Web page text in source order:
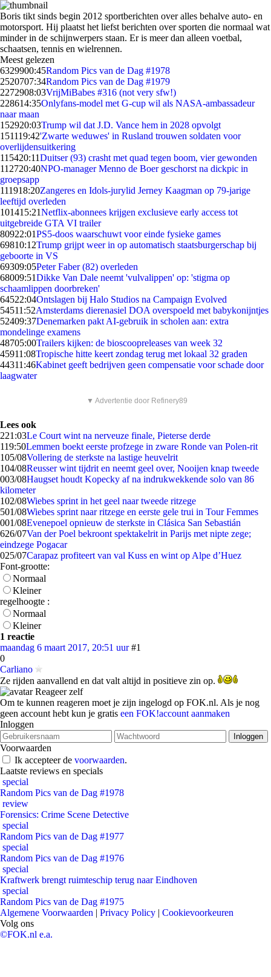
Boris tikt sinds begin 2012 sportberichten over alles behalve auto- en
motorsport. Hij plaatst het liefst berichten over sporten die normaal wat
minder in de schijnwerpers staan. Er is meer dan alleen voetbal,
schaatsen, tennis en wielrennen.
Meest gelezen
6329900:45Random Pics van de Dag #1978
2520707:34Random Pics van de Dag #1979
2272908:03VrijMiBabes #316 (not very sfw!)
228614:35Onlyfans-model met G-cup wil als NASA-ambassadeur
naar maan
152920:03Trump wil dat J.D. Vance hem in 2028 opvolgt
151119:42'Zwarte weduwes' in Rusland trouwen soldaten voor
overlijdensuitkering
115420:11Duitser (93) crasht met quad tegen boom, vier gewonden
112720:40NPO-manager Menno de Boer geschorst na dickpic in
groepsapp
111918:20Zangeres en Idols-jurylid Jerney Kaagman op 79-jarige
leeftijd overleden
101415:21Netflix-abonnees krijgen exclusieve early access tot
uitgebreide GTA VI trailer
80922:01PS5-doos waarschuwt voor einde fysieke games
69810:12Trump grijpt weer in op automatisch staatsburgerschap bij
geboorte in VS
69309:05Peter Faber (82) overleden
68009:51Dikke Van Dale neemt 'vulvalippen' op: 'stigma op
schaamlippen doorbreken'
64522:04Ontslagen bij Halo Studios na Campaign Evolved
54511:52Amsterdams dierenasiel DOA overspoeld met babykonijntjes
52409:37Denemarken pakt AI-gebruik in scholen aan: extra
mondelinge examens
48705:00Trailers kijken: de bioscoopreleases van week 32
45911:08Tropische hitte keert zondag terug met lokaal 32 graden
44311:46Kabinet geeft bedrijven geen compensatie voor schade door
laagwater
▼ Advertentie door Refinery89
Lees ook
221:03Le Court wint na nerveuze finale, Pieterse derde
119:50Lemmen boekt eerste profzege in zware Ronde van Polen-rit
105/08Vollering de sterkste na lastige heuvelrit
104/08Reusser wint tijdrit en neemt geel over, Nooijen knap tweede
003/08Haugset houdt Kopecky af na indrukwekkende solo van 86
kilometer
102/08Wiebes sprint in het geel naar tweede ritzege
501/08Wiebes sprint naar ritzege en eerste gele trui in Tour Femmes
001/08Evenepoel opnieuw de sterkste in Clásica San Sebastián
626/07Van der Poel bekroont spektakelrit in Parijs met nipte zege;
eindzege Pogacar
025/07Carapaz profiteert van val Kuss en wint op Alpe d’Huez
Font-grootte:
Normaal
Kleiner
regelhoogte :
Normaal
Kleiner
1 reactie
maandag 6 maart 2017, 20:51 uur #1
0
Carliano
Ze rijden aanvallend en dat valt altijd in positieve zin op.
Reageer zelf
Om te kunnen reageren moet je zijn ingelogd op FOK.nl. Als je nog
geen account hebt kun je gratis een FOK!account aanmaken
Inloggen
Voorwaarden
Ik accepteer de voorwaarden.
Laatste reviews en specials
special
Random Pics van de Dag #1978
review
Forensics: Crime Scene Detective
special
Random Pics van de Dag #1977
special
Random Pics van de Dag #1976
special
Kraftwerk brengt ruimteschip terug naar Eindhoven
special
Random Pics van de Dag #1975
Algemene Voorwaarden | Privacy Policy | Cookievoorkeuren
Volg ons
©FOK.nl e.a.